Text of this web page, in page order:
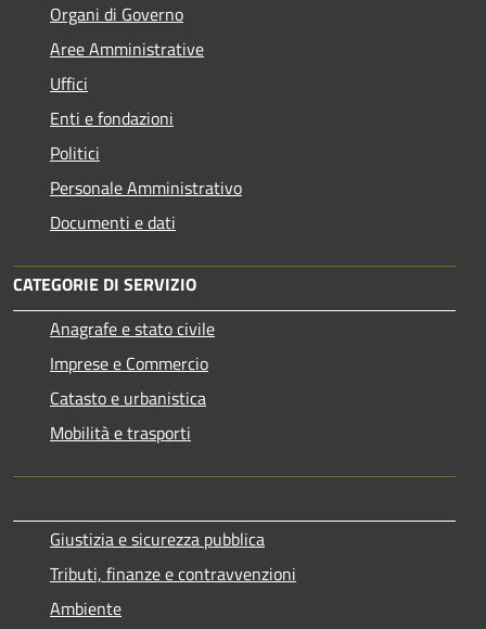
Organi di Governo
Aree Amministrative
Uffici
Enti e fondazioni
Politici
Personale Amministrativo
Documenti e dati
CATEGORIE DI SERVIZIO
Anagrafe e stato civile
Imprese e Commercio
Catasto e urbanistica
Mobilità e trasporti
Giustizia e sicurezza pubblica
Tributi, finanze e contravvenzioni
Ambiente